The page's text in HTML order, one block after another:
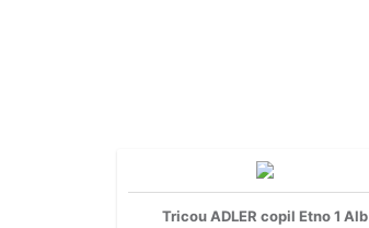
Tricou ADLER copil Etno 1 Alb